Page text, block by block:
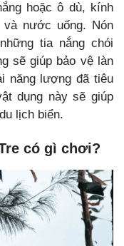
hoặc ô dù, kính
và nước uống. Nón
tia nắng chói
sẽ giúp bảo vệ làn
năng lượng đã tiêu
dụng này sẽ giúp
lịch biển.
có gì chơi?